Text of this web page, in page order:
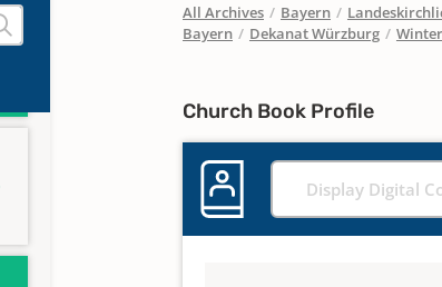
All Archives / Bayern /
Bayern / Dekanat Würzburg /
Church Book Profile
Display Digital